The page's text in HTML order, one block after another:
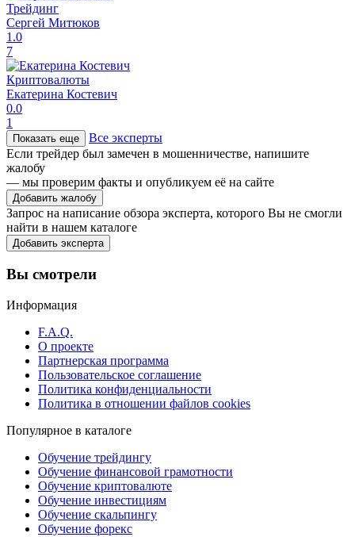
Трейдинг
Сергей Митюков
1.0
7
Криптовалюты
Екатерина Костевич
0.0
1
Показать еще
Все эксперты
Если трейдер был замечен в мошенничестве, напишите
жалобу
— мы проверим факты и опубликуем её на сайте
Добавить жалобу
Запрос на написание обзора эксперта, которого Вы не смогли
найти в нашем каталоге
Добавить эксперта
Вы смотрели
Информация
F.A.Q.
О проекте
Партнерская программа
Пользовательское соглашение
Политика конфиденциальности
Политика в отношении файлов cookies
Популярное в каталоге
Обучение трейдингу
Обучение финансовой грамотности
Обучение криптовалюте
Обучение инвестициям
Обучение скальпингу
Обучение форекс